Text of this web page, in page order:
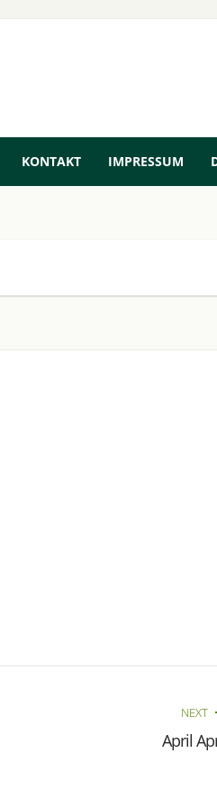
KONTAKT IMPRESSUM
NEXT
April